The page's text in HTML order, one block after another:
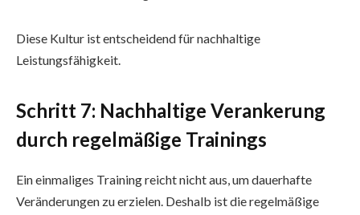
Diese Kultur ist entscheidend für nachhaltige
Leistungsfähigkeit.
Schritt 7: Nachhaltige Verankerung
durch regelmäßige Trainings
Ein einmaliges Training reicht nicht aus, um dauerhafte
Veränderungen zu erzielen. Deshalb ist die regelmäßige